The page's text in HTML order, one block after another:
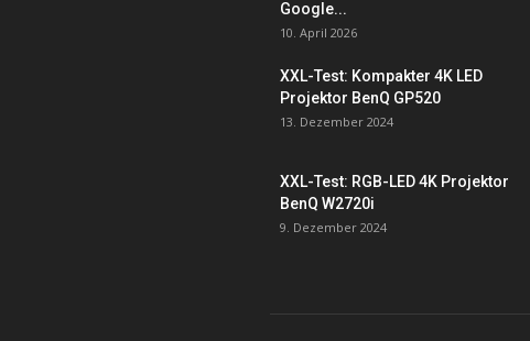
Google...
10. April 2026
XXL-Test: Kompakter 4K LED
Projektor BenQ GP520
13. Dezember 2024
XXL-Test: RGB-LED 4K Projektor
BenQ W2720i
9. Dezember 2024